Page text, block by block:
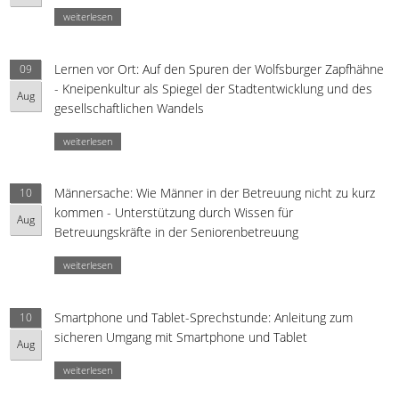
weiterlesen
09
Aug
Lernen vor Ort: Auf den Spuren der Wolfsburger Zapfhähne
- Kneipenkultur als Spiegel der Stadtentwicklung und des
gesellschaftlichen Wandels
weiterlesen
10
Aug
Männersache: Wie Männer in der Betreuung nicht zu kurz
kommen - Unterstützung durch Wissen für
Betreuungskräfte in der Seniorenbetreuung
weiterlesen
10
Aug
Smartphone und Tablet-Sprechstunde: Anleitung zum
sicheren Umgang mit Smartphone und Tablet
weiterlesen